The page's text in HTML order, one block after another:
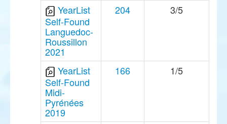
YearList
Self-Found
Languedoc-
Roussillon
2021
204 3/5
YearList
Self-Found
Midi-
Pyrénées
2019
166 1/5